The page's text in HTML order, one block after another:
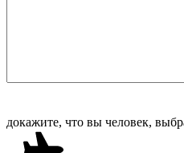
докажите, что вы человек,